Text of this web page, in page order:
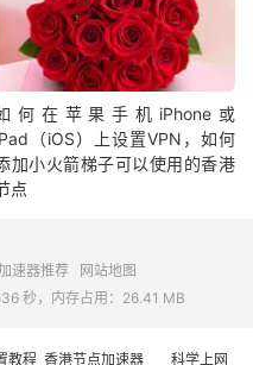
何在苹果手机iPhone或
（iOS）上设置VPN，如何
加小火箭梯子可以使用的香港
点
速器推荐
网站地图
秒，内存占用：26.41 MB
教程 香港节点加速器 科学上网